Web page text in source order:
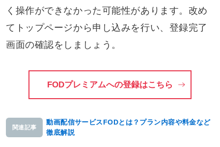
く操作ができなかった可能性があります。改め
てトップページから申し込みを行い、登録完了
画面の確認をしましょう。
FODプレミアムへの登録はこちら
関連記事
動画配信サービスFODとは？プラン内容や料金など
徹底解説